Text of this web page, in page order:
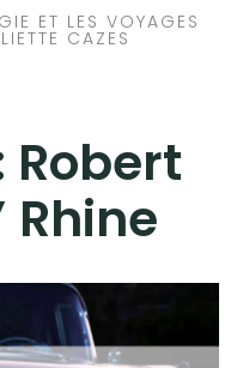
ET LES VOYAGES
CAZES
Robert
Rhine